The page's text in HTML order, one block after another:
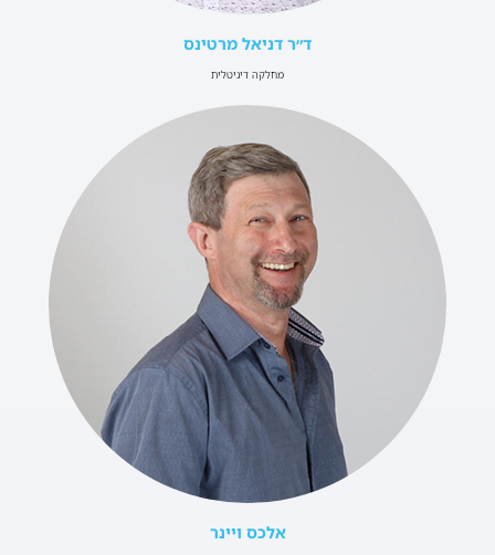
ד״ר דניאל מרטינס
מחלקה דיגיטלית
אלכס ויינר